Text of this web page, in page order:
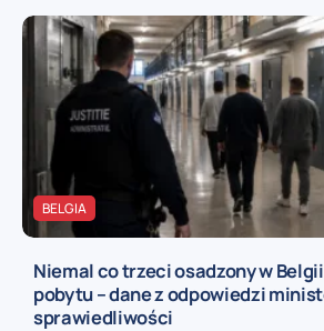
BELGIA
Niemal co trzeci osadzony w
pobytu – dane z odpowiedzi
sprawiedliwości